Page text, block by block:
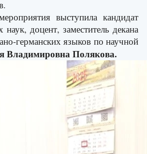
выступила кандидат
наук, доцент, заместитель декана
германских языков по научной
Владимировна Полякова.